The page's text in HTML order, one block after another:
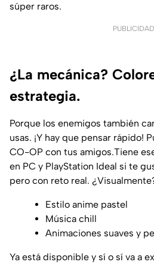
súper raros.
PUBLICIDAD
¿La mecánica?
estrategia.
Porque los enemigos también
usas. ¡Y hay que pensar rápido!
CO-OP con tus amigos.Tiene
en PC y PlayStation Ideal si te
pero con reto real.
Estilo anime pastel
Música chill
Animaciones suaves y
Ya está disponible y sí o sí va a